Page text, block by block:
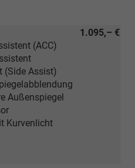
1.095,– €
(ACC)
(Side Assist)
Außenspiegel
Kurvenlicht